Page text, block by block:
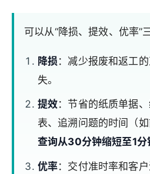
可以从“降损、提效、优率”
降损 ：减少报废和返工
失。
提效：节省的纸质单据
表、追溯问题的时间（
查询从30分钟缩短至1分
优率：交付准时率和客